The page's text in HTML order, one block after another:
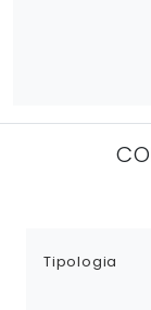
Tipologia